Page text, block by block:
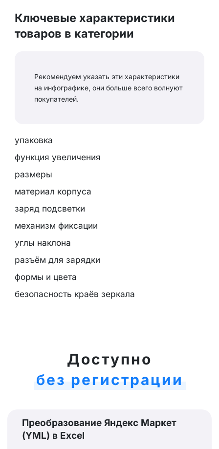
Ключевые характеристики
товаров в категории
Рекомендуем указать эти характеристики
на инфографике, они больше всего волнуют
покупателей.
упаковка
функция увеличения
размеры
материал корпуса
заряд подсветки
механизм фиксации
углы наклона
разъём для зарядки
формы и цвета
безопасность краёв зеркала
Доступно
без регистрации
Преобразование Яндекс Маркет
(YML) в Excel